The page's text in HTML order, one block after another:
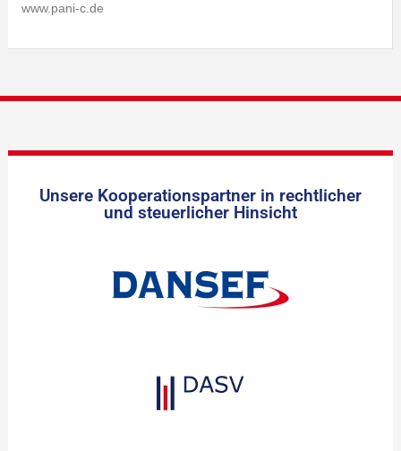
www.pani-c.de
Unsere Kooperationspartner in rechtlicher
und steuerlicher Hinsicht